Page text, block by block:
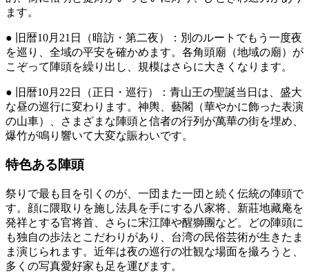
ます。
● 旧暦10月21日（暗訪・第二夜）：別のルートでもう一度夜
を巡り、全域の平安を確かめます。各角頭廟（地域の廟）が
こぞって陣頭を繰り出し、規模はさらに大きくなります。
● 旧暦10月22日（正日・巡行）：青山王の聖誕当日は、盛大
な昼の巡行に変わります。神輿、藝閣（華やかに飾った表演
の山車）、さまざまな陣頭と信者の行列が萬華の街を埋め、
爆竹が鳴り響いて大変な賑わいです。
特色ある陣頭
祭りで最も目を引くのが、一団また一団と続く伝統の陣頭で
す。顔に隈取りを施し法具を手にする八家将、新莊地藏庵を
発祥とする官将首、さらに宋江陣や醒獅團など。どの陣頭に
も独自の歩法とこだわりがあり、台湾の民俗芸術が生きたま
ま演じられます。近年は夜の巡行の壮観な場面を撮ろうと、
多くの写真愛好家も足を運びます。